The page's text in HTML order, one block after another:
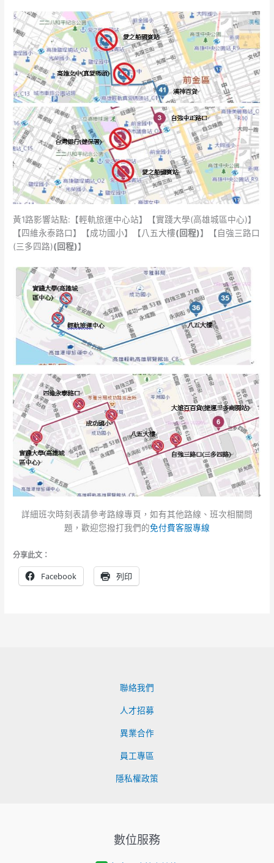
黃1路影響站點:【輕軌旅運中心站】【實踐大學(高雄城區中心)】
【四維永泰路口】【成功國小】【八五大樓(回程)】【自強三路口
(三多四路)(回程)】
詳細班次時刻表請參考路線專頁，如有其他路線、班次相關問
題，歡迎您撥打我們的免付費客服專線
分享此文：
Facebook 列印
聯絡我們
人才招募
異業合作
員工專區
隱私權政策
數位服務